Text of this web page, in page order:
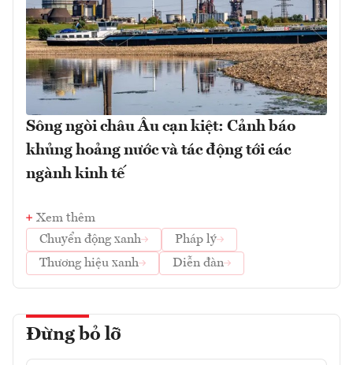
Sông ngòi châu Âu cạn kiệt: Cảnh báo
khủng hoảng nước và tác động tới các
ngành kinh tế
Xem thêm
Chuyển động xanh
Pháp lý
Thương hiệu xanh
Diễn đàn
Đừng bỏ lỡ